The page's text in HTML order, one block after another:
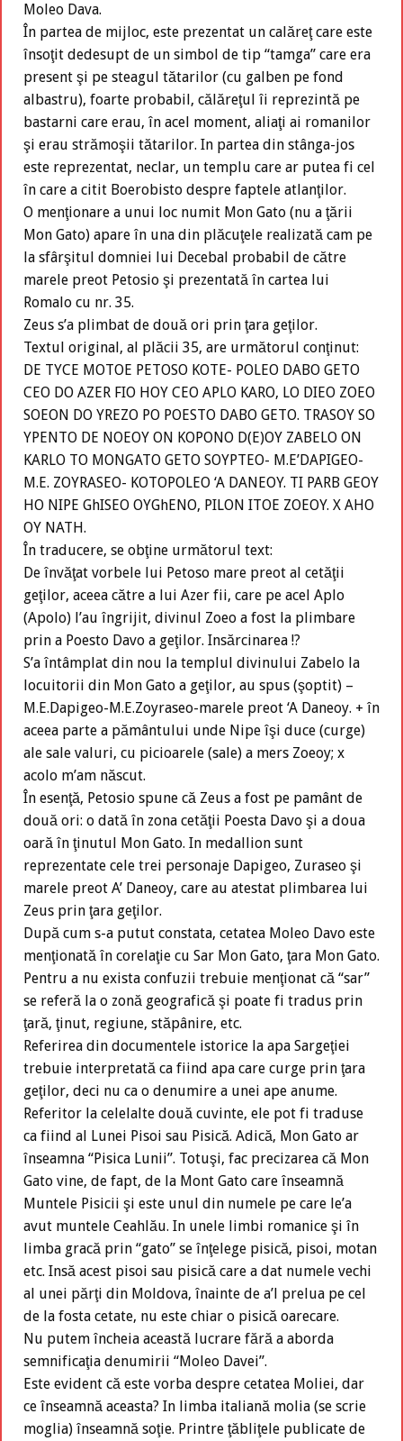
Moleo Dava.
În partea de mijloc, este prezentat un calăreţ care este
însoţit dedesupt de un simbol de tip “tamga” care era
present şi pe steagul tătarilor (cu galben pe fond
albastru), foarte probabil, călăreţul îi reprezintă pe
bastarni care erau, în acel moment, aliaţi ai romanilor
şi erau strămoşii tătarilor. In partea din stânga-jos
este reprezentat, neclar, un templu care ar putea fi cel
în care a citit Boerobisto despre faptele atlanţilor.
O menţionare a unui loc numit Mon Gato (nu a ţării
Mon Gato) apare în una din plăcuţele realizată cam pe
la sfârşitul domniei lui Decebal probabil de către
marele preot Petosio şi prezentată în cartea lui
Romalo cu nr. 35.
Zeus s’a plimbat de două ori prin ţara geţilor.
Textul original, al plăcii 35, are următorul conţinut:
DE TYCE MOTOE PETOSO KOTE- POLEO DABO GETO
CEO DO AZER FIO HOY CEO APLO KARO, LO DIEO ZOEO
SOEON DO YREZO PO POESTO DABO GETO. TRASOY SO
YPENTO DE NOEOY ON KOPONO D(E)OY ZABELO ON
KARLO TO MONGATO GETO SOYPTEO- M.E’DAPIGEO-
M.E. ZOYRASEO- KOTOPOLEO ‘A DANEOY. TI PARB GEOY
HO NIPE GhISEO OYGhENO, PILON ITOE ZOEOY. X AHO
OY NATH.
În traducere, se obţine următorul text:
De învăţat vorbele lui Petoso mare preot al cetăţii
geţilor, aceea către a lui Azer fii, care pe acel Aplo
(Apolo) l’au îngrijit, divinul Zoeo a fost la plimbare
prin a Poesto Davo a geţilor. Insărcinarea !?
S’a întâmplat din nou la templul divinului Zabelo la
locuitorii din Mon Gato a geţilor, au spus (şoptit) –
M.E.Dapigeo-M.E.Zoyraseo-marele preot ‘A Daneoy. + în
aceea parte a pământului unde Nipe îşi duce (curge)
ale sale valuri, cu picioarele (sale) a mers Zoeoy; x
acolo m’am născut.
În esenţă, Petosio spune că Zeus a fost pe pamânt de
două ori: o dată în zona cetăţii Poesta Davo şi a doua
oară în ţinutul Mon Gato. In medallion sunt
reprezentate cele trei personaje Dapigeo, Zuraseo şi
marele preot A’ Daneoy, care au atestat plimbarea lui
Zeus prin ţara geţilor.
După cum s-a putut constata, cetatea Moleo Davo este
menţionată în corelaţie cu Sar Mon Gato, ţara Mon Gato.
Pentru a nu exista confuzii trebuie menţionat că “sar”
se referă la o zonă geografică şi poate fi tradus prin
ţară, ţinut, regiune, stăpânire, etc.
Referirea din documentele istorice la apa Sargeţiei
trebuie interpretată ca fiind apa care curge prin ţara
geţilor, deci nu ca o denumire a unei ape anume.
Referitor la celelalte două cuvinte, ele pot fi traduse
ca fiind al Lunei Pisoi sau Pisică. Adică, Mon Gato ar
înseamna “Pisica Lunii”. Totuşi, fac precizarea că Mon
Gato vine, de fapt, de la Mont Gato care înseamnă
Muntele Pisicii şi este unul din numele pe care le’a
avut muntele Ceahlău. In unele limbi romanice şi în
limba gracă prin “gato” se înţelege pisică, pisoi, motan
etc. Insă acest pisoi sau pisică care a dat numele vechi
al unei părţi din Moldova, înainte de a’l prelua pe cel
de la fosta cetate, nu este chiar o pisică oarecare.
Nu putem încheia această lucrare fără a aborda
semnificaţia denumirii “Moleo Davei”.
Este evident că este vorba despre cetatea Moliei, dar
ce înseamnă aceasta? In limba italiană molia (se scrie
moglia) înseamnă soţie. Printre ţăbliţele publicate de